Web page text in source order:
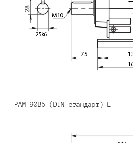
PAM 90B5 (DIN стандарт) L